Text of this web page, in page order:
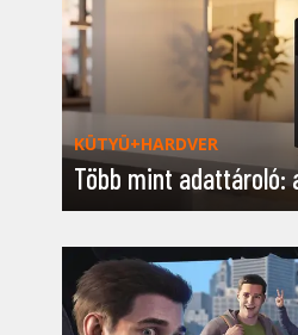
KÜTYÜ+HARDVER
Több mint adattároló: